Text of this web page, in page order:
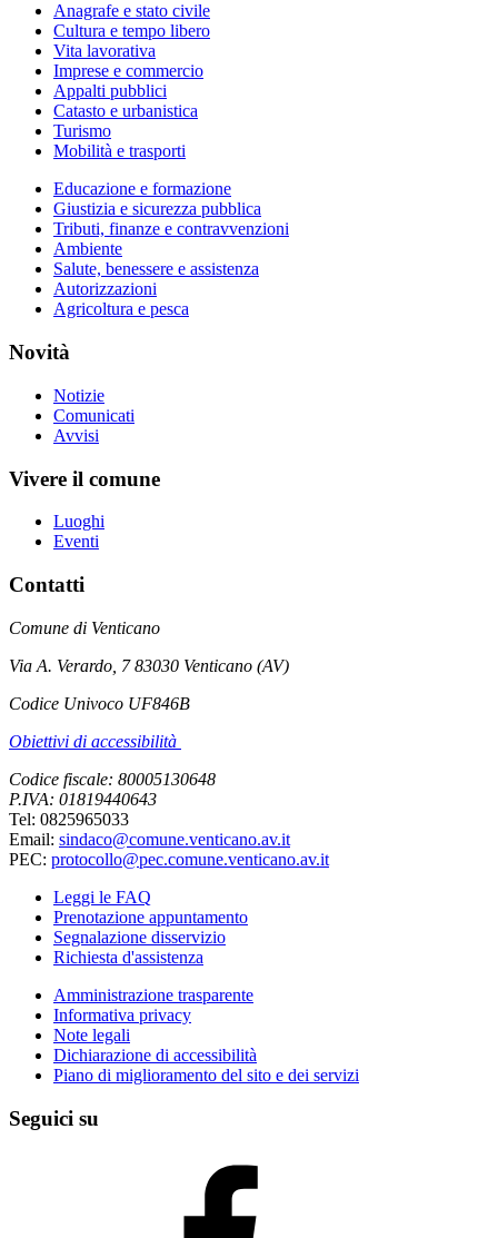
Anagrafe e stato civile
Cultura e tempo libero
Vita lavorativa
Imprese e commercio
Appalti pubblici
Catasto e urbanistica
Turismo
Mobilità e trasporti
Educazione e formazione
Giustizia e sicurezza pubblica
Tributi, finanze e contravvenzioni
Ambiente
Salute, benessere e assistenza
Autorizzazioni
Agricoltura e pesca
Novità
Notizie
Comunicati
Avvisi
Vivere il comune
Luoghi
Eventi
Contatti
Comune di Venticano
Via A. Verardo, 7 83030 Venticano (AV)
Codice Univoco UF846B
Obiettivi di accessibilità
Codice fiscale: 80005130648
P.IVA: 01819440643
Tel: 0825965033
Email: sindaco@comune.venticano.av.it
PEC: protocollo@pec.comune.venticano.av.it
Leggi le FAQ
Prenotazione appuntamento
Segnalazione disservizio
Richiesta d'assistenza
Amministrazione trasparente
Informativa privacy
Note legali
Dichiarazione di accessibilità
Piano di miglioramento del sito e dei servizi
Seguici su